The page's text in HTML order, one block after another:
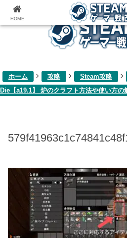
ゲーム関連雑記
ホーム 攻略 Steam攻略
Die【a19.1】 炉のクラフト方法や使い方の
HOME